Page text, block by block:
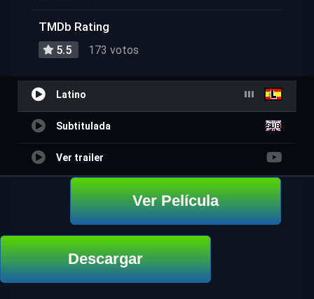
TMDb Rating
5.5 173 votos
Latino
Subtitulada
Ver trailer
Ver Película
Descargar